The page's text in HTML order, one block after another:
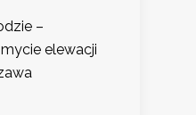
–
elewacji